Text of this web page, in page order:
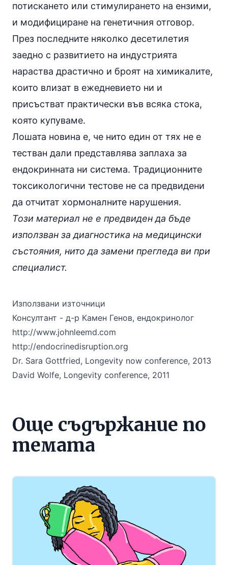
потискането или стимулирането на ензими,
и модифициране на генетичния отговор.
През последните няколко десетилетия
заедно с развитието на индустрията
нараства драстично и броят на химикалите,
които влизат в ежедневието ни и
присъстват практически във всяка стока,
която купуваме.
Лошата новина е, че нито един от тях не е
тестван дали представлява заплаха за
ендокринната ни система. Традиционните
токсикологични тестове не са предвидени
да отчитат хормоналните нарушения.
Този материал не е предвиден да бъде
използван за диагностика на медицински
състояния, нито да замени прегледа ви при
специалист.
Използвани източници
Консултант - д-р Камен Генов, ендокринолог
http://www.johnleemd.com
http://endocrinedisruption.org
Dr. Sara Gottfried, Longevity now conference, 2013
David Wolfe, Longevity conference, 2011
Още съдържание по
темата